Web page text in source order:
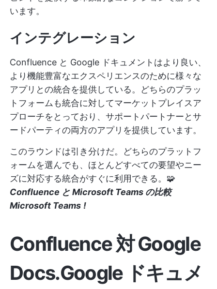
います。
インテグレーション
Confluence と Google ドキュメントはより良い、
より機能豊富なエクスペリエンスのために様々な
アプリとの統合を提供している。どちらのプラッ
トフォームも統合に対してマーケットプレイスア
プローチをとっており、サポートパートナーとサ
ードパーティの両方のアプリを提供しています。
このラウンドは引き分けだ。どちらのプラットフ
ォームを選んでも、ほとんどすべての要望やニー
ズに対応する統合がすぐに利用できる。🧩
Confluence と Microsoft Teams の比較
Microsoft Teams !
Confluence 対 Google
Docs.Google ドキュメ